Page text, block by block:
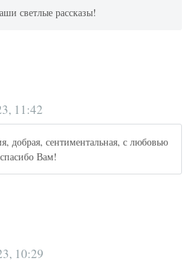
светлые рассказы!
11:42
добрая, сентиментальная, с любовью
Вам!
10:29